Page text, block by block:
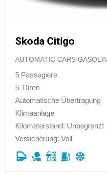
Skoda Citigo
AUTOMATIC CARS
5 Passagiere
5 Türen
Automatische Übertragung
Klimaanlage
Kilometerstand: Unbegrenzt
Versicherung: Voll